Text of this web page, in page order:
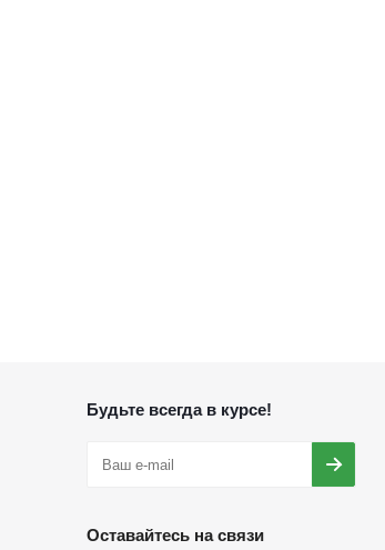
Будьте всегда в курсе!
Оставайтесь на связи